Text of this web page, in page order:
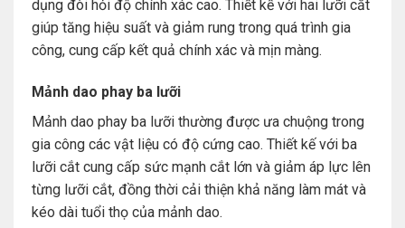
dụng đòi hỏi độ chính xác cao. Thiết kế với hai lưỡi cắt
giúp tăng hiệu suất và giảm rung trong quá trình gia
công, cung cấp kết quả chính xác và mịn màng.
Mảnh dao phay ba lưỡi
Mảnh dao phay ba lưỡi thường được ưa chuộng trong
gia công các vật liệu có độ cứng cao. Thiết kế với ba
lưỡi cắt cung cấp sức mạnh cắt lớn và giảm áp lực lên
từng lưỡi cắt, đồng thời cải thiện khả năng làm mát và
kéo dài tuổi thọ của mảnh dao.